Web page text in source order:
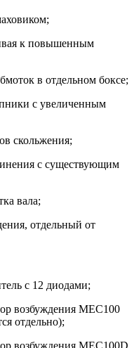
к повышенным
в отдельном боксе;
с увеличенным
скольжения;
с существующим
вала;
отдельный от
с 12 диодами;
возбуждения MEC100
отдельно);
возбуждения MEC100D